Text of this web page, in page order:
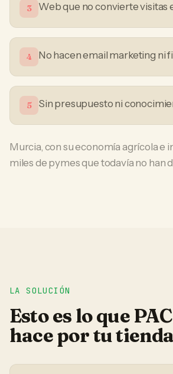
3 Web que no convierte visitas
4 No hacen email marketing ni
5 Sin presupuesto ni
Murcia, con su economía agrícola e
miles de pymes que todavía no han
LA SOLUCIÓN
Esto es lo que
hace por tutienda